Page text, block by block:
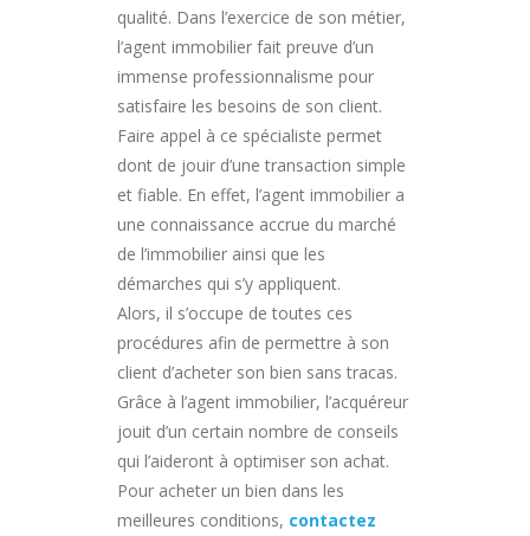
qualité. Dans l’exercice de son métier,
l’agent immobilier fait preuve d’un
immense professionnalisme pour
satisfaire les besoins de son client.
Faire appel à ce spécialiste permet
dont de jouir d’une transaction simple
et fiable. En effet, l’agent immobilier a
une connaissance accrue du marché
de l’immobilier ainsi que les
démarches qui s’y appliquent.
Alors, il s’occupe de toutes ces
procédures afin de permettre à son
client d’acheter son bien sans tracas.
Grâce à l’agent immobilier, l’acquéreur
jouit d’un certain nombre de conseils
qui l’aideront à optimiser son achat.
Pour acheter un bien dans les
meilleures conditions, contactez